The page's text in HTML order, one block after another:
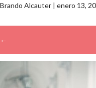
Brando Alcauter | enero 13,
←